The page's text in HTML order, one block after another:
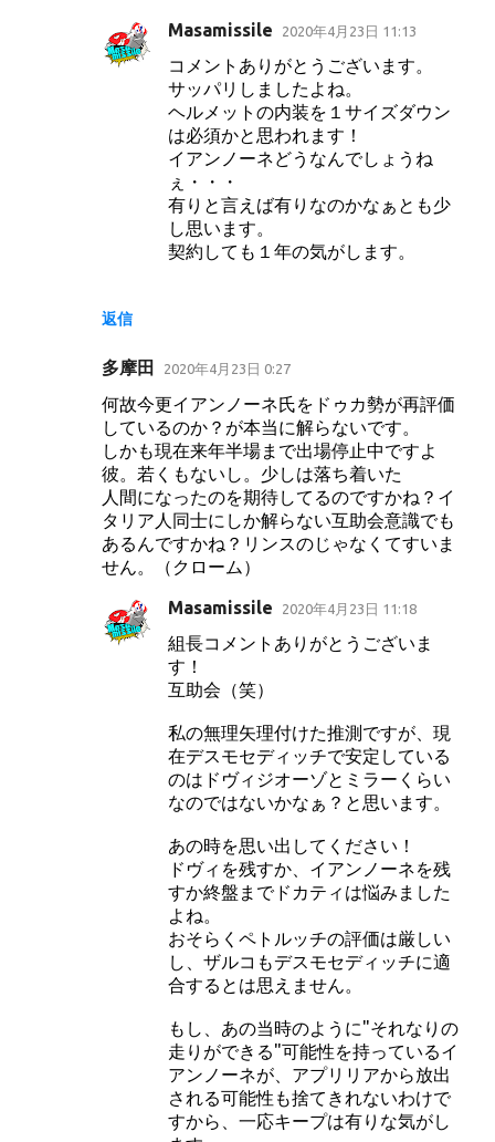
返信
Masamissile 2020年4月23日 11:13
コメントありがとうございます。
サッパリしましたよね。
ヘルメットの内装を１サイズダウン
は必須かと思われます！
イアンノーネどうなんでしょうね
ぇ・・・
有りと言えば有りなのかなぁとも少
し思います。
契約しても１年の気がします。
多摩田 2020年4月23日 0:27
何故今更イアンノーネ氏をドゥカ勢が再評価
しているのか？が本当に解らないです。
しかも現在来年半場まで出場停止中ですよ
彼。若くもないし。少しは落ち着いた
人間になったのを期待してるのですかね？イ
タリア人同士にしか解らない互助会意識でも
あるんですかね？リンスのじゃなくてすいま
せん。（クローム）
Masamissile 2020年4月23日 11:18
組長コメントありがとうございま
す！
互助会（笑）
私の無理矢理付けた推測ですが、現
在デスモセディッチで安定している
のはドヴィジオーゾとミラーくらい
なのではないかなぁ？と思います。
あの時を思い出してください！
ドヴィを残すか、イアンノーネを残
すか終盤までドカティは悩みました
よね。
おそらくペトルッチの評価は厳しい
し、ザルコもデスモセディッチに適
合するとは思えません。
もし、あの当時のように"それなりの
走りができる"可能性を持っているイ
アンノーネが、アプリリアから放出
される可能性も捨てきれないわけで
すから、一応キープは有りな気がし